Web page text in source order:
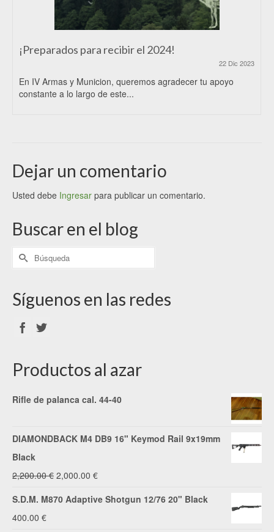
¡Preparados para recibir el 2024!
22 Dic 2023
En IV Armas y Municion, queremos agradecer tu apoyo
constante a lo largo de este...
Dejar un comentario
Usted debe Ingresar para publicar un comentario.
Buscar en el blog
Síguenos en las redes
Productos al azar
Rifle de palanca cal. 44-40
DIAMONDBACK M4 DB9 16" Keymod Rail 9x19mm
Black
2,200.00€ El
precio
2,000.00 €El
precio
S.D.M. M870 Adaptive Shotgun 12/76 20" Black
400.00 €